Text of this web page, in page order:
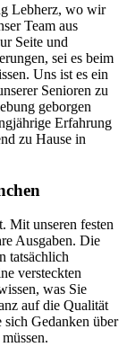
Lebherz, wo wir
Team aus
Seite und
sei es beim
Uns ist es ein
Senioren zu
geborgen
Erfahrung
zu Hause in
Mit unseren festen
Ausgaben. Die
tatsächlich
versteckten
was Sie
auf die Qualität
sich Gedanken über